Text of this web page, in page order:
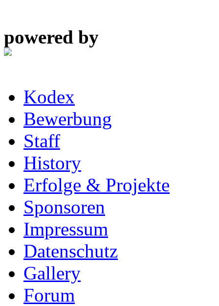
powered by
Kodex
Bewerbung
Staff
History
Erfolge & Projekte
Sponsoren
Impressum
Datenschutz
Gallery
Forum